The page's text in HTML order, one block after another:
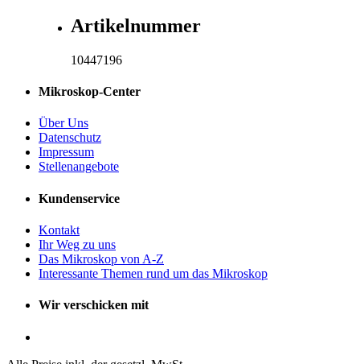
Artikelnummer
10447196
Mikroskop-Center
Über Uns
Datenschutz
Impressum
Stellenangebote
Kundenservice
Kontakt
Ihr Weg zu uns
Das Mikroskop von A-Z
Interessante Themen rund um das Mikroskop
Wir verschicken mit